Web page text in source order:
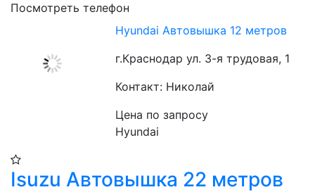
Посмотреть телефон
Hyundai Автовышка 12 метров
г.Краснодар ул. 3-я трудовая, 1
Контакт: Николай
Цена по запросу
Hyundai
Isuzu Автовышка 22 метров